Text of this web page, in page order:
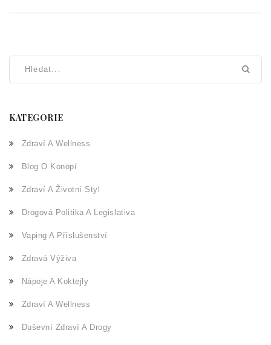
KATEGORIE
Zdraví A Wellness
Blog O Konopí
Zdraví A Životní Styl
Drogová Politika A Legislativa
Vaping A Příslušenství
Zdravá Výživa
Nápoje A Koktejly
Zdraví A Wellness
Duševní Zdraví A Drogy